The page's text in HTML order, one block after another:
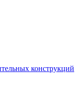
конструкций